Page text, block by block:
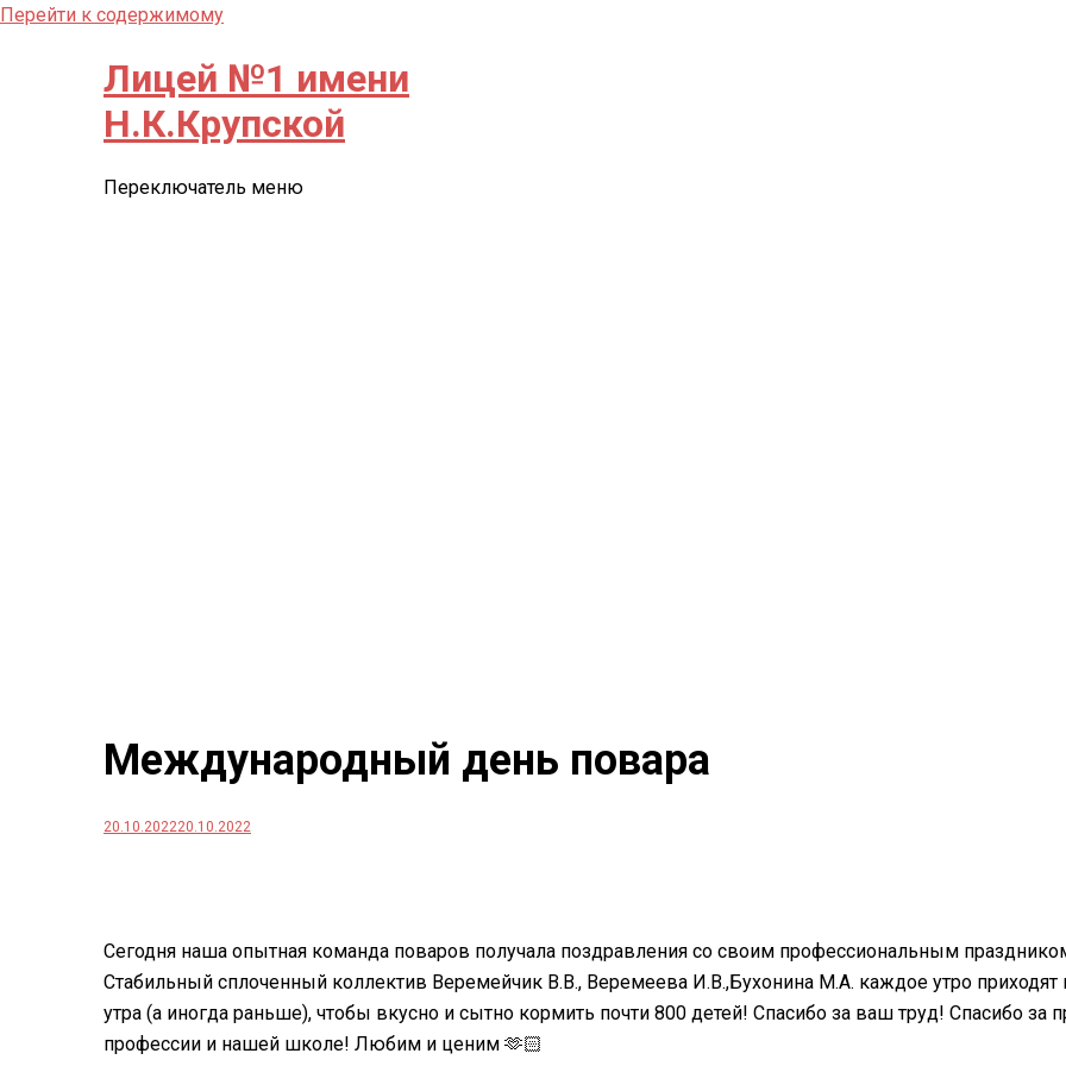
Перейти к содержимому
Лицей №1 имени
Н.К.Крупской
Переключатель меню
Международный день повара
20.10.202220.10.2022
Сегодня наша опытная команда поваров получала поздравления со своим профессиональным
Стабильный сплоченный коллектив Веремейчик В.В., Веремеева И.В.,Бухонина М.А. каждое утро приходят
утра (а иногда раньше), чтобы вкусно и сытно кормить почти 800 детей! Спасибо за ваш труд! Спасибо за
профессии и нашей школе! Любим и ценим 🫶🏻